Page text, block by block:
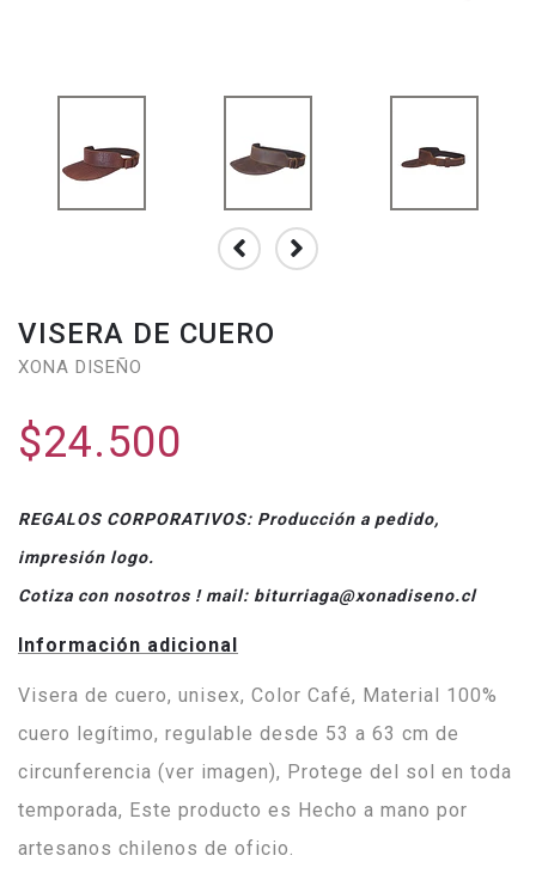
VISERA DE CUERO
XONA DISEÑO
$24.500
REGALOS CORPORATIVOS: Producción a pedido,
impresión logo.
Cotiza con nosotros ! mail: biturriaga@xonadiseno.cl
Información adicional
Visera de cuero, unisex, Color Café, Material 100%
cuero legítimo, regulable desde 53 a 63 cm de
circunferencia (ver imagen), Protege del sol en toda
temporada, Este producto es Hecho a mano por
artesanos chilenos de oficio.